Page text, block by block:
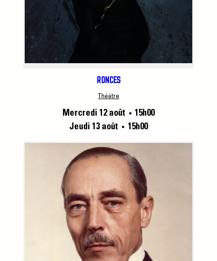
RONCES
Théâtre
Mercredi 12 août ■
15h00
Jeudi 13 août
■ 15h00